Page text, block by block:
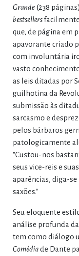
Grande(238
bestsellersfacilmente
que, de página em
apavorante criado
com involuntária
vasto
as leis ditadas por
guilhotina da
submissão às
sarcasmo e
pelos bárbaros
patologicamente
“Custou-nos
seus vice-reis e
aparências, diga-
saxões.”
Seu eloquente
análise profunda
tem como diálogo
Comédiade Dante